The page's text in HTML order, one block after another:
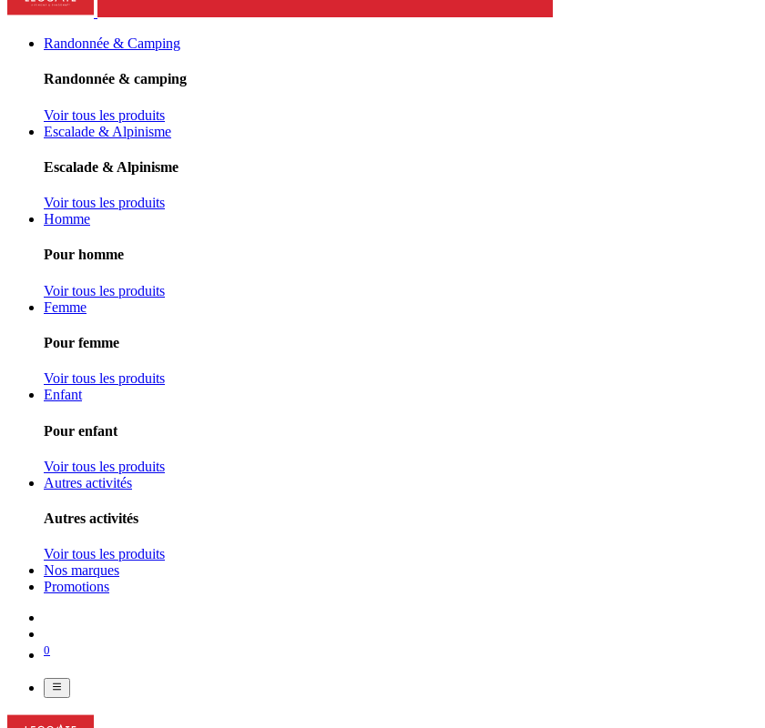
Randonnée & Camping
Randonnée & camping
Voir tous les produits
Escalade & Alpinisme
Escalade & Alpinisme
Voir tous les produits
Homme
Pour homme
Voir tous les produits
Femme
Pour femme
Voir tous les produits
Enfant
Pour enfant
Voir tous les produits
Autres activités
Autres activités
Voir tous les produits
Nos marques
Promotions
0